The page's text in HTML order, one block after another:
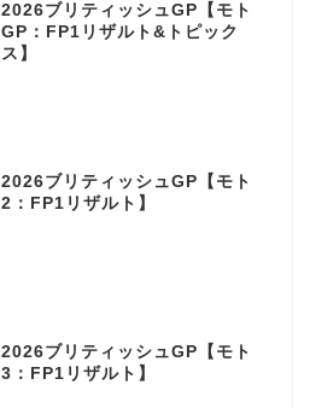
2026ブリティッシュGP【モト
GP：FP1リザルト&トピック
ス】
2026ブリティッシュGP【モト
2：FP1リザルト】
2026ブリティッシュGP【モト
3：FP1リザルト】